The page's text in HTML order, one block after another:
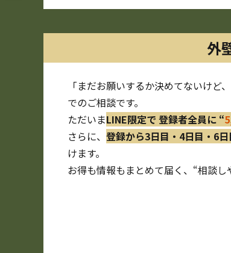
外
「まだお願いするか決めてないけ
でのご相談です。
ただいまLINE限定で 登録者全員に “
さらに、 登録から3日目・4日目・6
けます。
お得も情報もまとめて届く、“相談し